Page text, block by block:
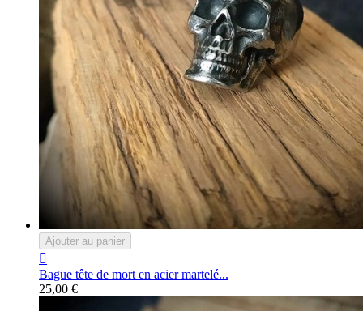
Ajouter au panier

Bague tête de mort en acier martelé...
25,00 €